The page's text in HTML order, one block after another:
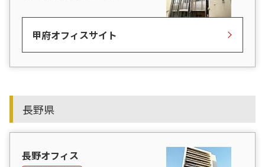
甲府オフィスサイト
長野県
長野オフィス